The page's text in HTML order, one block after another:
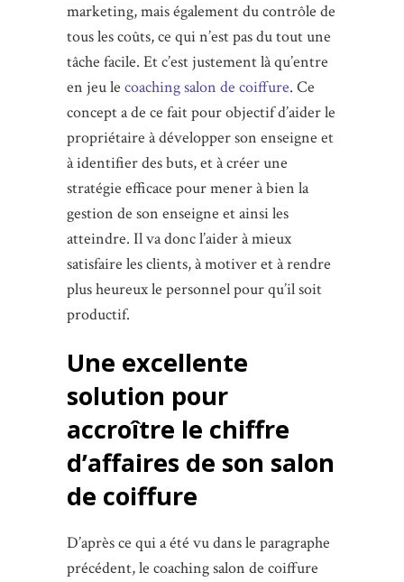
marketing, mais également du contrôle de
tous les coûts, ce qui n’est pas du tout une
tâche facile. Et c’est justement là qu’entre
en jeu le coaching salon de coiffure. Ce
concept a de ce fait pour objectif d’aider le
propriétaire à développer son enseigne et
à identifier des buts, et à créer une
stratégie efficace pour mener à bien la
gestion de son enseigne et ainsi les
atteindre. Il va donc l’aider à mieux
satisfaire les clients, à motiver et à rendre
plus heureux le personnel pour qu’il soit
productif.
Une excellente
solution pour
accroître le chiffre
d’affaires de son salon
de coiffure
D’après ce qui a été vu dans le paragraphe
précédent, le coaching salon de coiffure